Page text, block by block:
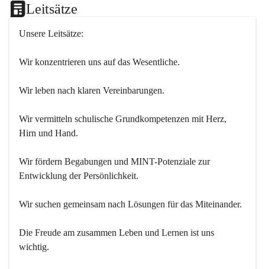
Leitsätze
Unsere Leitsätze:
Wir konzentrieren uns auf das Wesentliche.
Wir leben nach klaren Vereinbarungen.
Wir vermitteln schulische Grundkompetenzen mit Herz,
Hirn und Hand.
Wir fördern Begabungen und MINT-Potenziale zur
Entwicklung der Persönlichkeit.
Wir suchen gemeinsam nach Lösungen für das Miteinander.
Die Freude am zusammen Leben und Lernen ist uns
wichtig.